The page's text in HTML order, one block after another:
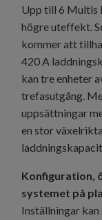
Upp till 6 Multis
högre uteffekt.
kommer att
420 A
kan tre enheter
trefasutgång.
uppsättningar
en stor
Konfiguration,
systemet på
Inställningar kan